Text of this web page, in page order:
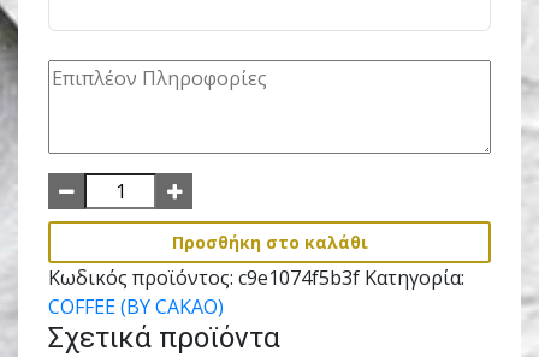
Προσθήκη στο καλάθι
Κωδικός προϊόντος: c9e1074f5b3f Κατηγορία:
COFFEE (BY CAKAO)
Σχετικά προϊόντα